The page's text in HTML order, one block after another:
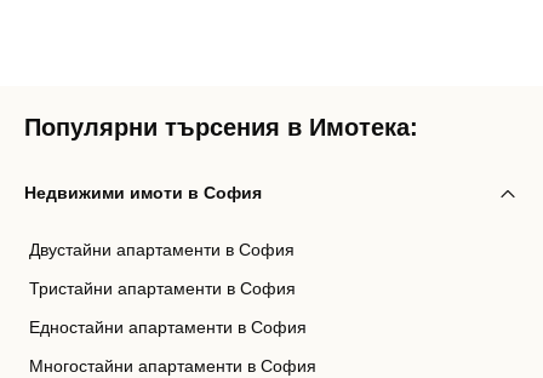
Популярни търсения в Имотека:
Недвижими имоти в София
Двустайни апартаменти в София
Тристайни апартаменти в София
Едностайни апартаменти в София
Многостайни апартаменти в София